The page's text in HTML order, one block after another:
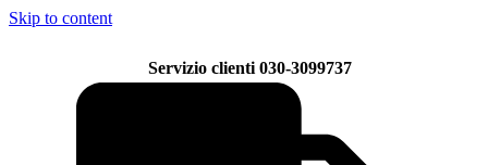
Skip to content
Servizio clienti 030-3099737